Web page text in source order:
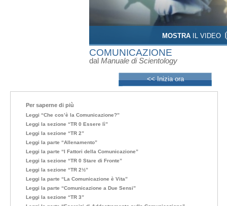
MOSTRA IL VIDEO
COMUNICAZIONE
dal Manuale di Scientology
<< Inizia ora
Per saperne di più
Leggi “Che cos’è la Comunicazione?”
Leggi la sezione “TR 0 Essere lì”
Leggi la sezione “TR 2”
Leggi la parte “Allenamento”
Leggi la parte “I Fattori della Comunicazione”
Leggi la sezione “TR 0 Stare di Fronte”
Leggi la sezione “TR 2½”
Leggi la parte “La Comunicazione è Vita”
Leggi la parte “Comunicazione a Due Sensi”
Leggi la sezione “TR 3”